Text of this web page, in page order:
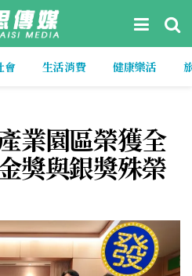
會 生活消費 健康樂活
業園區榮獲全
獎與銀獎殊榮